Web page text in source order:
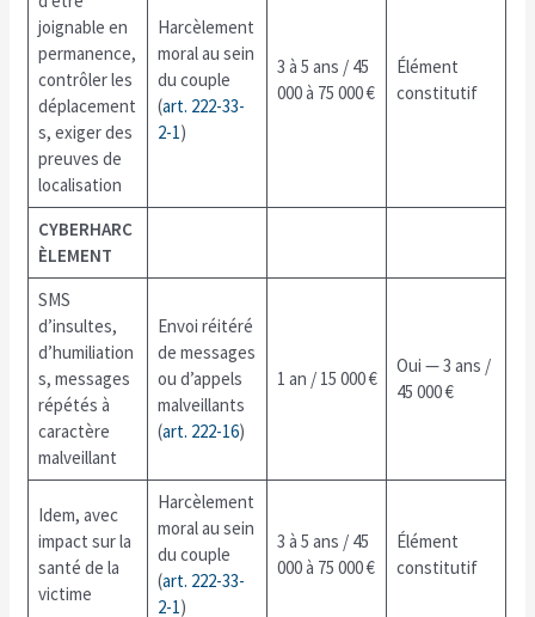
joignable en
permanence,
contrôler les
déplacement
s, exiger des
preuves de
localisation
Harcèlement
moral au sein
du couple
(art. 222-33-
2-1)
3 à 5 ans / 45
000 à 75 000 €
Élément
constitutif
CYBERHARC
ÈLEMENT
SMS
d’insultes,
d’humiliation
s, messages
répétés à
caractère
malveillant
Envoi réitéré
de messages
ou d’appels
malveillants
(art. 222-16)
1 an / 15 000 €
Oui — 3 ans /
45 000 €
Idem, avec
impact sur la
santé de la
victime
Harcèlement
moral au sein
du couple
(art. 222-33-
2-1)
3 à 5 ans / 45
000 à 75 000 €
Élément
constitutif